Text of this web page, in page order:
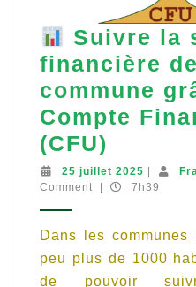
Suivre la
financière
commune
Compte
(CFU)
Suivre
la
de
25 juillet 2025 25
juillet
Comment
7h39
Dans les communes
peu plus de 1000
de pouvoir